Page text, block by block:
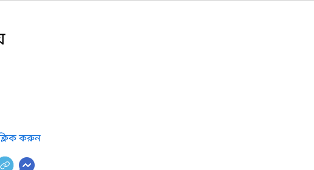
করুন